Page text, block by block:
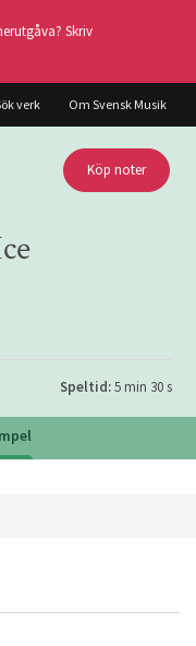
Skriv
verk Om Svensk Musik
Köp noter
Speltid:5 min 30 s